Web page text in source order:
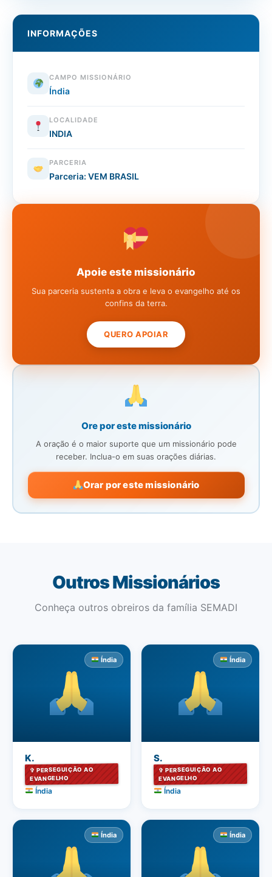
INFORMAÇÕES
CAMPO MISSIONÁRIO
Índia
LOCALIDADE
INDIA
PARCERIA
Parceria: VEM BRASIL
Apoie este missionário
Sua parceria sustenta a obra e leva o evangelho até os
confins da terra.
QUERO APOIAR
Ore por este missionário
A oração é o maior suporte que um missionário pode
receber. Inclua-o em suas orações diárias.
Orar por este missionário
Outros Missionários
Conheça outros obreiros da família SEMADI
Índia
K.
✞ PERSEGUIÇÃO AO
EVANGELHO
Índia
Índia
S.
✞ PERSEGUIÇÃO AO
EVANGELHO
Índia
Índia Índia